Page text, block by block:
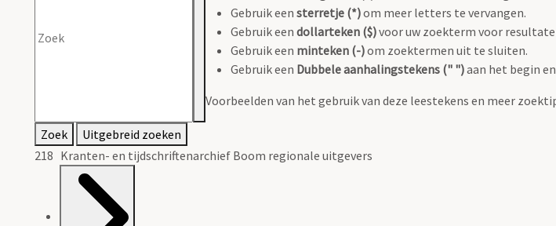
Gebruik een sterretje (*)om meer letters te vervangen.
Gebruik een dollarteken ($)voor uw zoekterm voor
Gebruik een minteken (-)om zoektermen uit te sluiten.
Gebruik een Dubbele aanhalingstekens (" ")aan het begin
Voorbeelden van het gebruik van deze leestekens en meer
Zoek
Uitgebreid zoeken
218 Kranten- en tijdschriftenarchief Boom regionale uitgevers